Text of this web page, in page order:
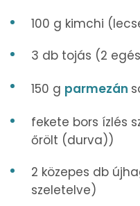
100 g kimchi
3 db tojás (2
150 g parmezán
fekete bors ízlés
őrölt (durva))
2 közepes db
szeletelve)